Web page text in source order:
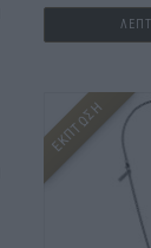
ΕΚΠΤΩΣΗ